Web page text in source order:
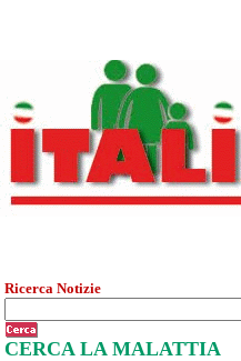
Ricerca Notizie
CERCA LA MALATTIA